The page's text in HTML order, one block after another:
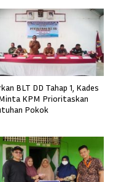
BLT DD Tahap 1, Kades
KPM Prioritaskan
Pokok